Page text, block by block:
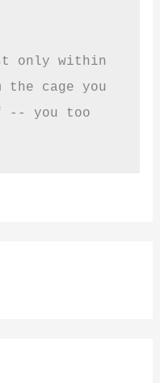
only within
the cage you
-- you too